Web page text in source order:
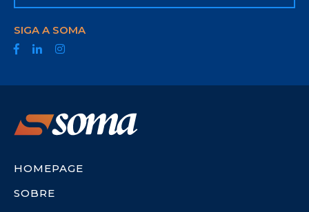
SIGA A SOMA
HOMEPAGE
SOBRE